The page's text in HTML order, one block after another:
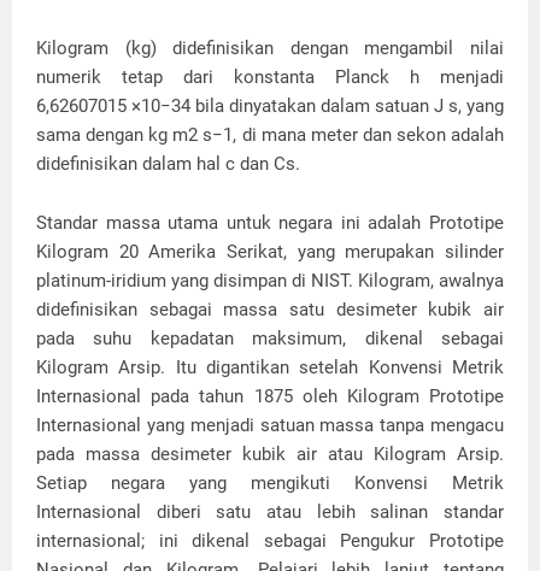
Kilogram (kg) didefinisikan dengan mengambil nilai
numerik tetap dari konstanta Planck h menjadi
6,62607015 ×10−34 bila dinyatakan dalam satuan J s, yang
sama dengan kg m2 s−1, di mana meter dan sekon adalah
didefinisikan dalam hal c dan Cs.
Standar massa utama untuk negara ini adalah Prototipe
Kilogram 20 Amerika Serikat, yang merupakan silinder
platinum-iridium yang disimpan di NIST. Kilogram, awalnya
didefinisikan sebagai massa satu desimeter kubik air
pada suhu kepadatan maksimum, dikenal sebagai
Kilogram Arsip. Itu digantikan setelah Konvensi Metrik
Internasional pada tahun 1875 oleh Kilogram Prototipe
Internasional yang menjadi satuan massa tanpa mengacu
pada massa desimeter kubik air atau Kilogram Arsip.
Setiap negara yang mengikuti Konvensi Metrik
Internasional diberi satu atau lebih salinan standar
internasional; ini dikenal sebagai Pengukur Prototipe